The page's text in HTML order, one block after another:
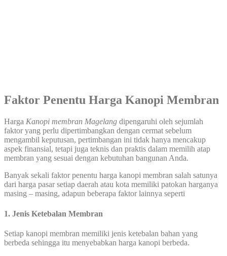
Faktor Penentu Harga Kanopi Membran
Harga Kanopi membran Magelang dipengaruhi oleh sejumlah
faktor yang perlu dipertimbangkan dengan cermat sebelum
mengambil keputusan, pertimbangan ini tidak hanya mencakup
aspek finansial, tetapi juga teknis dan praktis dalam memilih atap
membran yang sesuai dengan kebutuhan bangunan Anda.
Banyak sekali faktor penentu harga kanopi membran salah satunya
dari harga pasar setiap daerah atau kota memiliki patokan harganya
masing – masing, adapun beberapa faktor lainnya seperti
1. Jenis Ketebalan Membran
Setiap kanopi membran memiliki jenis ketebalan bahan yang
berbeda sehingga itu menyebabkan harga kanopi berbeda.